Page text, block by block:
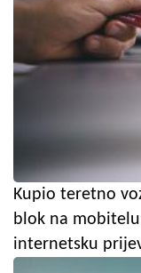
Kupio teretno
blok na
internetsku